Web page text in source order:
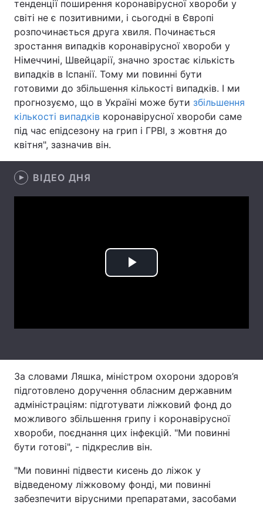
Відео з Youtube Статті
Інтерв'ю Думки
Архів Вакансії
Контакти
Послуги
тенденції поширення коронавірусної хвороби у
світі не є позитивними, і сьогодні в Європі
розпочинається друга хвиля. Починається
зростання випадків коронавірусної хвороби у
Німеччині, Швейцарії, значно зростає кількість
випадків в Іспанії. Тому ми повинні бути
готовими до збільшення кількості випадків. І ми
прогнозуємо, що в Україні може бути збільшення
кількості випадків коронавірусної хвороби саме
під час епідсезону на грип і ГРВІ, з жовтня до
квітня", зазначив він.
ВІДЕО ДНЯ
Play
За словами Ляшка, міністром охорони здоров’я
підготовлено доручення обласним державним
адміністраціям: підготувати ліжковий фонд до
можливого збільшення грипу і коронавірусної
хвороби, поєднання цих інфекцій. "Ми повинні
бути готові", - підкреслив він.
"Ми повинні підвести кисень до ліжок у
відведеному ліжковому фонді, ми повинні
забезпечити вірусними препаратами, засобами